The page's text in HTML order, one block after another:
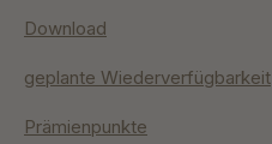
Download
geplante Wiederverfügbarkeit
Prämienpunkte